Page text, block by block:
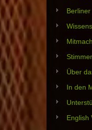
Über
In den
English